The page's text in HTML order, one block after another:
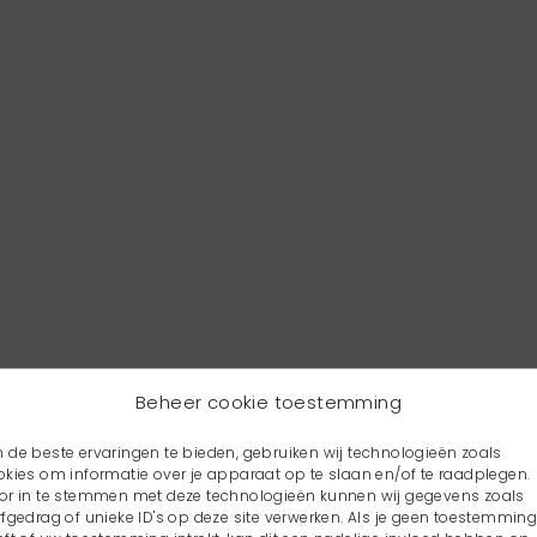
Beheer cookie toestemming
de beste ervaringen te bieden, gebruiken wij technologieën zoals
om informatie over je apparaat op te slaan en/of te raadplegen.
in te stemmen met deze technologieën kunnen wij gegevens zoals
of unieke ID's op deze site verwerken. Als je geen toestemming